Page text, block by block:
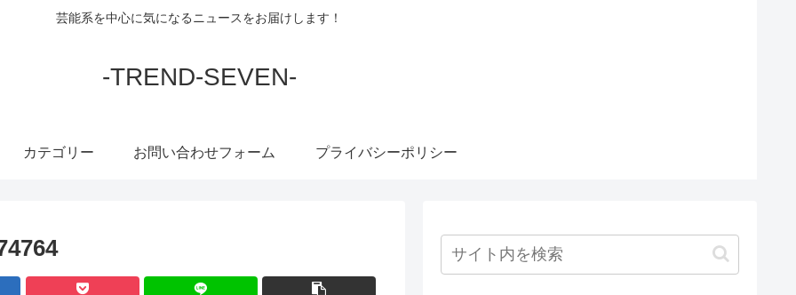
芸能系を中心に気になるニュースをお届けします！
-TREND-SEVEN-
カテゴリー お問い合わせフォーム プライバシーポリシー